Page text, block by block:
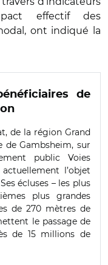
effectif des
ont indiqué la
de
de la région Grand
de Gambsheim, sur
public Voies
l’objet
écluses – les plus
plus grandes
de 270 mètres de
le passage de
de 15 millions de